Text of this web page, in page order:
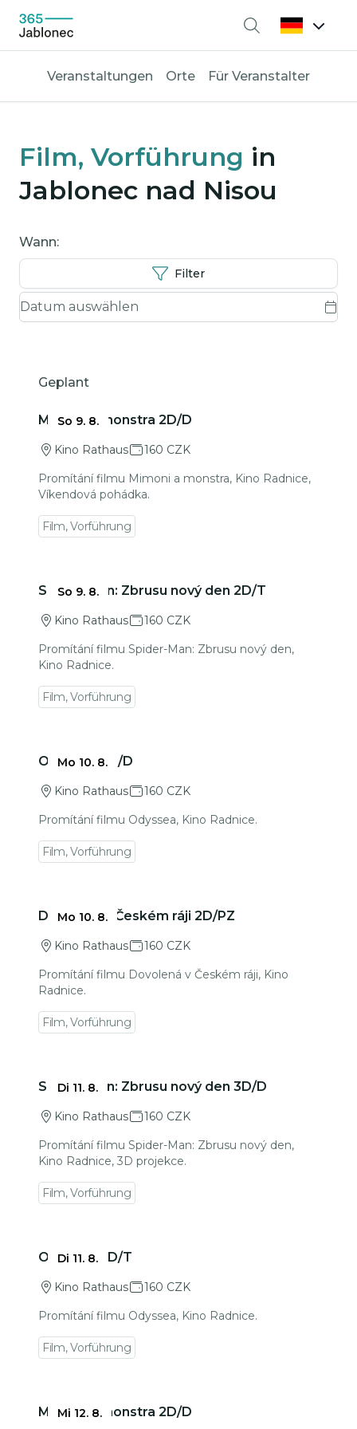
Suche
Veranstaltungen Orte Für Veranstalter
Film, Vorführung in
Jablonec nad Nisou
Wann:
Wann:
Filter
Geplant
Mimoni a monstra 2D/D
Kino Rathaus
160 CZK
Promítání filmu Mimoni a monstra, Kino Radnice,
Víkendová pohádka.
Film, Vorführung
So 9. 8.
Spider-Man: Zbrusu nový den 2D/T
Kino Rathaus
160 CZK
Promítání filmu Spider-Man: Zbrusu nový den,
Kino Radnice.
Film, Vorführung
So 9. 8.
Odyssea 2D/D
Kino Rathaus
160 CZK
Promítání filmu Odyssea, Kino Radnice.
Film, Vorführung
Mo 10. 8.
Dovolená v Českém ráji 2D/PZ
Kino Rathaus
160 CZK
Promítání filmu Dovolená v Českém ráji, Kino
Radnice.
Film, Vorführung
Mo 10. 8.
Spider-Man: Zbrusu nový den 3D/D
Kino Rathaus
160 CZK
Promítání filmu Spider-Man: Zbrusu nový den,
Kino Radnice, 3D projekce.
Film, Vorführung
Di 11. 8.
Odyssea 2D/T
Kino Rathaus
160 CZK
Promítání filmu Odyssea, Kino Radnice.
Film, Vorführung
Di 11. 8.
Mimoni a monstra 2D/D
Mi 12. 8.